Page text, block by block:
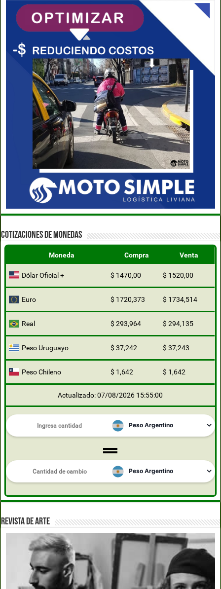
COTIZACIONES DE MONEDAS
Moneda Compra Venta
Dólar Oficial + $ 1470,00 $ 1520,00
Euro $ 1720,373 $ 1734,514
Real $ 293,964 $ 294,135
Peso Uruguayo $ 37,242 $ 37,243
Peso Chileno $ 1,642 $ 1,642
Actualizado: 07/08/2026 15:55:00
REVISTA DE ARTE